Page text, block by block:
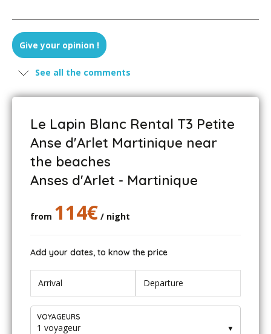
Guillaume - May 2023
Nous avons passé 2 semaines dans ce cadre fabuleux,
Le logement est très bien ,mention spécial pour cette
Merci beaucoup Guillaume et au plaisir de se revoir
Isabelle MAROC - April 2023
du propriétaire très sympa
Merci beaucoup à bientôt
Maroc - April 2023
Très agréable logement spacieux bien orienté Et un
super accueil
Merci pour votre message.
Au plaisir de vous revoir dans notre belle île
Give your opinion !
See all the comments
Le Lapin Blanc Rental T3 Petite
Anse d'Arlet Martinique near
the beaches
Anses d'Arlet - Martinique
from 114€ / night
Add your dates, to know the price
VOYAGEURS
1 voyageur ▼